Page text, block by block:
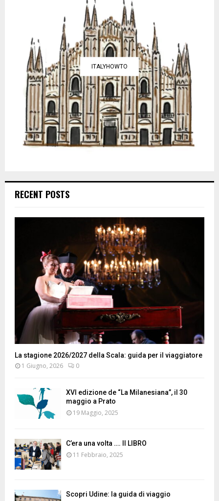
ITALYHOWTO
RECENT POSTS
La stagione 2026/2027 della Scala: guida per il viaggiatore
1 Giugno, 2026 0
XVI edizione de “La Milanesiana”, il 30
maggio a Prato
19 Maggio, 2025
C’era una volta …. Il LIBRO
11 Febbraio, 2025
Scopri Udine: la guida di viaggio